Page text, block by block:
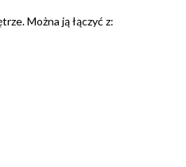
Można ją łączyć z: